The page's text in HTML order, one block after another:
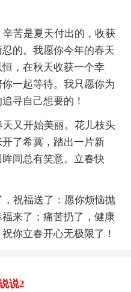
苦是夏天付出的，收获
的。我愿你今年的春天
，在秋天收获一个幸
一起等待。我只愿你为
寻自己想要的！
又开始美丽。花儿枝头
了希冀，踏出一片新
间总有笑意。立春快
祝福送了：愿你烦恼抛
来了；痛苦扔了，健康
你立春开心无极限了！
说2